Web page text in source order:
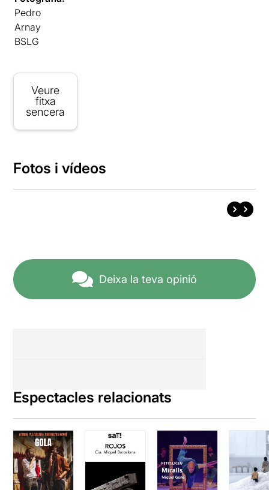
Pedro
Arnay
BSLG
Veure
fitxa
sencera
Fotos i vídeos
Deixa la teva opinió
Espectacles relacionats